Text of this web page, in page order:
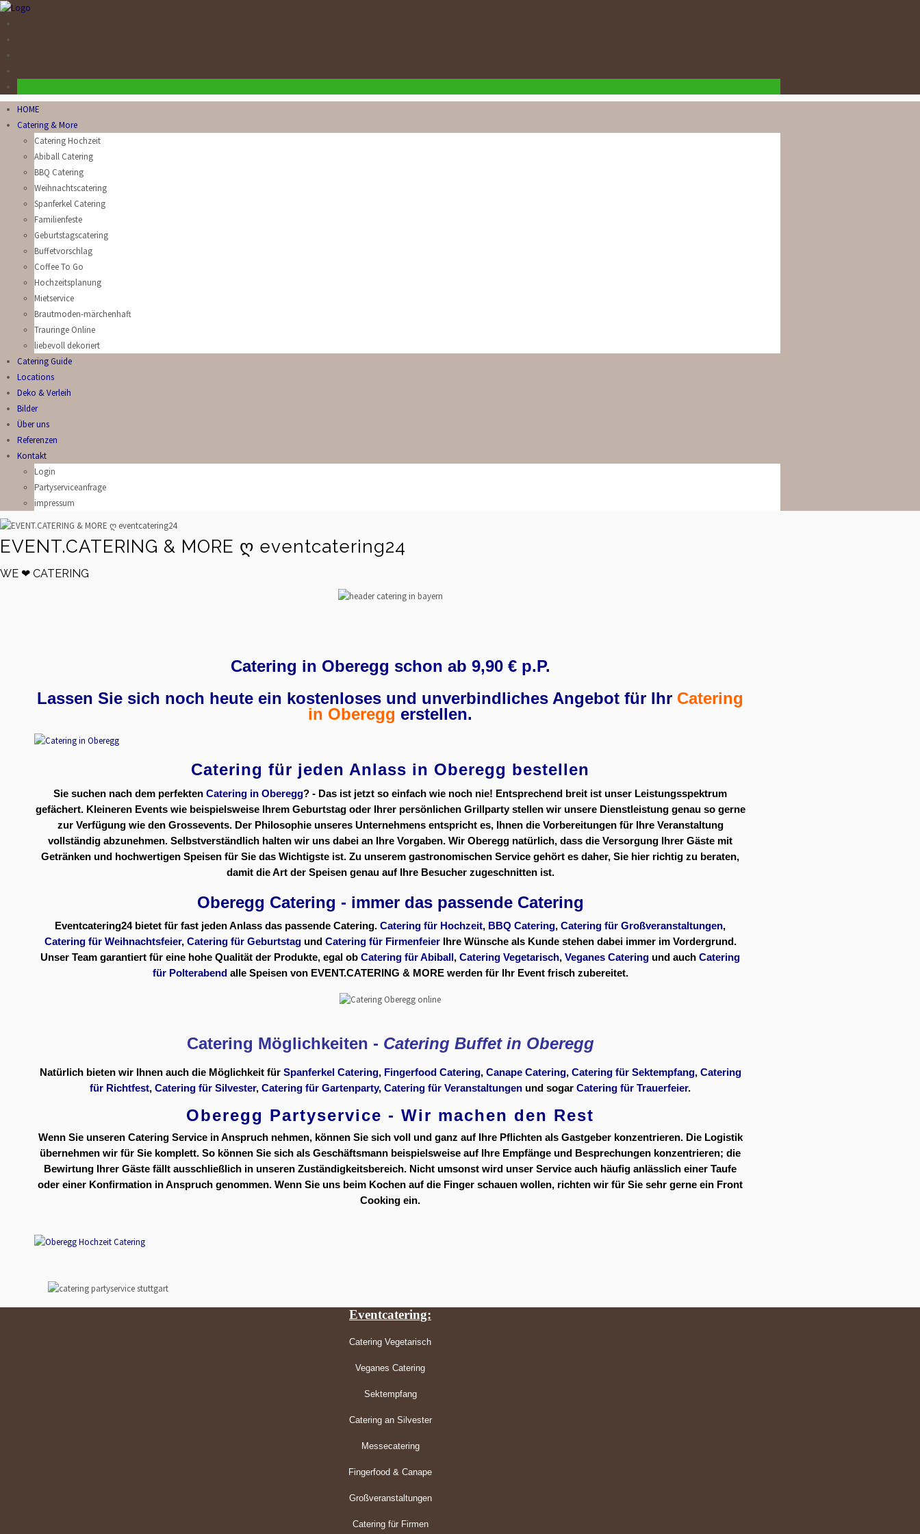
HOME
Catering & More
Catering Hochzeit
Abiball Catering
BBQ Catering
Weihnachtscatering
Spanferkel Catering
Familienfeste
Geburtstagscatering
Buffetvorschlag
Coffee To Go
Hochzeitsplanung
Mietservice
Brautmoden-märchenhaft
Trauringe Online
liebevoll dekoriert
Catering Guide
Locations
Deko & Verleih
Bilder
Über uns
Referenzen
Kontakt
Login
Partyserviceanfrage
impressum
EVENT.CATERING & MORE ღ eventcatering24
WE ❤ CATERING
Catering in Oberegg schon ab 9,90 € p.P.
Lassen Sie sich noch heute ein kostenloses und unverbindliches Angebot für Ihr Catering
in Oberegg erstellen.
Catering für jeden Anlass in Oberegg bestellen
Sie suchen nach dem perfekten Catering in Oberegg? - Das ist jetzt so einfach wie noch nie! Entsprechend breit ist unser Leistungsspektrum
gefächert. Kleineren Events wie beispielsweise Ihrem Geburtstag oder Ihrer persönlichen Grillparty stellen wir unsere Dienstleistung genau so gerne
zur Verfügung wie den Grossevents. Der Philosophie unseres Unternehmens entspricht es, Ihnen die Vorbereitungen für Ihre Veranstaltung
vollständig abzunehmen. Selbstverständlich halten wir uns dabei an Ihre Vorgaben. Wir Oberegg natürlich, dass die Versorgung Ihrer Gäste mit
Getränken und hochwertigen Speisen für Sie das Wichtigste ist. Zu unserem gastronomischen Service gehört es daher, Sie hier richtig zu beraten,
damit die Art der Speisen genau auf Ihre Besucher zugeschnitten ist.
Oberegg Catering - immer das passende Catering
Eventcatering24 bietet für fast jeden Anlass das passende Catering. Catering für Hochzeit, BBQ Catering, Catering für Großveranstaltungen,
Catering für Weihnachtsfeier, Catering für Geburtstagund Catering für FirmenfeierIhre Wünsche als Kunde stehen dabei immer im Vordergrund.
Unser Team garantiert für eine hohe Qualität der Produkte, egal ob Catering für Abiball , Catering Vegetarisch, Veganes Catering und auch Catering
für Polterabend alle Speisen von EVENT.CATERING & MORE werden für Ihr Event frisch zubereitet.
Catering Möglichkeiten - Catering Buffet in Oberegg
Natürlich bieten wir Ihnen auch die Möglichkeit für Spanferkel Catering, Fingerfood Catering, Canape Catering, Catering für Sektempfang, Catering
für Richtfest, Catering für Silvester, Catering für Gartenparty, Catering für Veranstaltungen und sogar Catering für Trauerfeier.
Oberegg Partyservice - Wir machen den Rest
Wenn Sie unseren Catering Service in Anspruch nehmen, können Sie sich voll und ganz auf Ihre Pflichten als Gastgeber konzentrieren. Die Logistik
übernehmen wir für Sie komplett. So können Sie sich als Geschäftsmann beispielsweise auf Ihre Empfänge und Besprechungen konzentrieren; die
Bewirtung Ihrer Gäste fällt ausschließlich in unseren Zuständigkeitsbereich. Nicht umsonst wird unser Service auch häufig anlässlich einer Taufe
oder einer Konfirmation in Anspruch genommen. Wenn Sie uns beim Kochen auf die Finger schauen wollen, richten wir für Sie sehr gerne ein Front
Cooking ein.
Eventcatering:
Catering Vegetarisch
Veganes Catering
Sektempfang
Catering an Silvester
Messecatering
Fingerfood & Canape
Großveranstaltungen
Catering für Firmen